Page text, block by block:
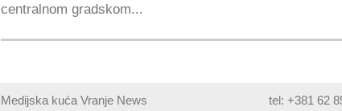
centralnom gradskom...
Medijska kuća Vranje News tel: +381 62